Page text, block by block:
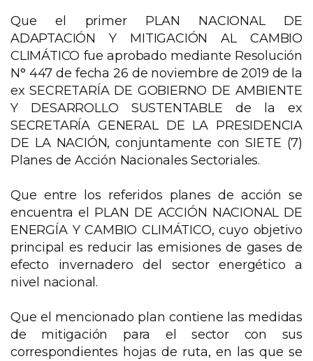
Que el primer PLAN NACIONAL DE
ADAPTACIÓN Y MITIGACIÓN AL CAMBIO
CLIMÁTICO fue aprobado mediante Resolución
N° 447 de fecha 26 de noviembre de 2019 de la
ex SECRETARÍA DE GOBIERNO DE AMBIENTE
Y DESARROLLO SUSTENTABLE de la ex
SECRETARÍA GENERAL DE LA PRESIDENCIA
DE LA NACIÓN, conjuntamente con SIETE (7)
Planes de Acción Nacionales Sectoriales.
Que entre los referidos planes de acción se
encuentra el PLAN DE ACCIÓN NACIONAL DE
ENERGÍA Y CAMBIO CLIMÁTICO, cuyo objetivo
principal es reducir las emisiones de gases de
efecto invernadero del sector energético a
nivel nacional.
Que el mencionado plan contiene las medidas
de mitigación para el sector con sus
correspondientes hojas de ruta, en las que se